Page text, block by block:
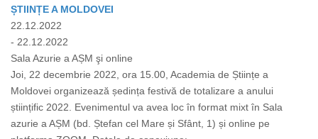
ȘTIINȚE A MOLDOVEI
22.12.2022
- 22.12.2022
Sala Azurie a AȘM şi online
Joi, 22 decembrie 2022, ora 15.00, Academia de Științe a
Moldovei organizează ședința festivă de totalizare a anului
științific 2022. Evenimentul va avea loc în format mixt în Sala
azurie a AȘM (bd. Ștefan cel Mare și Sfânt, 1) și online pe